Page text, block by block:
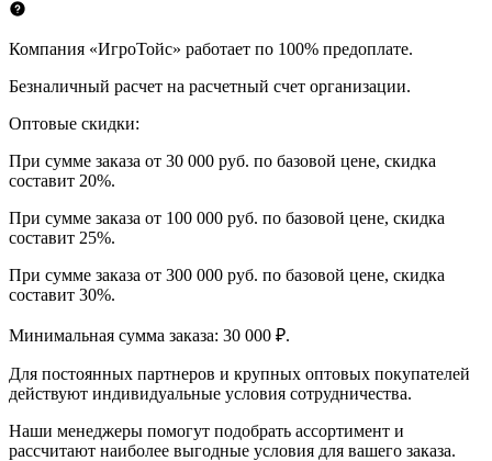
Компания «ИгроТойс» работает по 100% предоплате.
Безналичный расчет на расчетный счет организации.
Оптовые скидки:
При сумме заказа от 30 000 руб. по базовой цене, скидка
составит 20%.
При сумме заказа от 100 000 руб. по базовой цене, скидка
составит 25%.
При сумме заказа от 300 000 руб. по базовой цене, скидка
составит 30%.
Минимальная сумма заказа: 30 000 ₽.
Для постоянных партнеров и крупных оптовых покупателей
действуют индивидуальные условия сотрудничества.
Наши менеджеры помогут подобрать ассортимент и
рассчитают наиболее выгодные условия для вашего заказа.